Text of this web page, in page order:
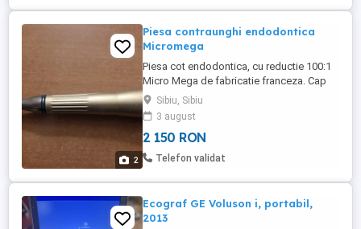
2
Piesa contraunghi endodontica
Micromega
Piesa cot endodontica, cu reductie 100:1
Micro Mega de fabricatie franceza. Cap
miniatural, angulat la 20 grade pentru
acces facil. Functioneaza ireprosabil !
Sibiu, Sibiu
3 august
2 150 RON
Telefon validat
Ecograf GE Voluson i, portabil,
2013